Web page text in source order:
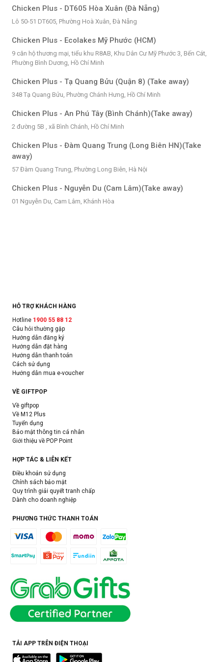
Chicken Plus - DT605 Hòa Xuân (Đà Nẵng)
Lô 50-51 DT605, Phường Hoà Xuân, Đà Nẵng
Chicken Plus - Ecolakes Mỹ Phước (HCM)
9 căn hộ thương mại, tiểu khu R8AB, Khu Dân Cư Mỹ Phước 3, Bến Cát,
Phường Bình Dương, Hồ Chí Minh
Chicken Plus - Tạ Quang Bửu (Quận 8) (Take away)
348 Tạ Quang Bửu, Phường Chánh Hưng, Hồ Chí Minh
Chicken Plus - An Phú Tây (Bình Chánh)(Take away)
2 đường 5B , xã Bình Chánh, Hồ Chí Minh
Chicken Plus - Đàm Quang Trung (Long Biên HN)(Take
away)
57 Đàm Quang Trung, Phường Long Biên, Hà Nội
Chicken Plus - Nguyễn Du (Cam Lâm)(Take away)
01 Nguyễn Du, Cam Lâm, Khánh Hòa
HỖ TRỢ KHÁCH HÀNG
Hotline 1900 55 88 12
Câu hỏi thường gặp
Hướng dẫn đăng ký
Hướng dẫn đặt hàng
Hướng dẫn thanh toán
Cách sử dụng
Hướng dẫn mua e-voucher
VỀ GIFTPOP
Về giftpop
Về M12 Plus
Tuyển dụng
Bảo mật thông tin cá nhân
Giới thiệu về POP Point
HỢP TÁC & LIÊN KẾT
Điều khoản sử dụng
Chính sách bảo mật
Quy trình giải quyết tranh chấp
Dành cho doanh nghiệp
PHƯƠNG THỨC THANH TOÁN
TẢI APP TRÊN ĐIỆN THOẠI